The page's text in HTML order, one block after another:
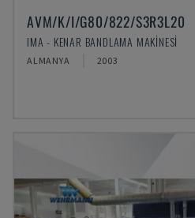
AVM/K/I/G80/822/S3R3L20
IMA - KENAR BANDLAMA MAKINESI
ALMANYA 2003